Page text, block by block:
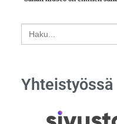
Search
for:
Yhteistyössä